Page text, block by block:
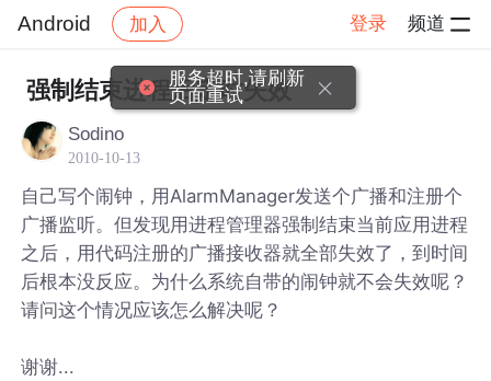
Android 加入 登录 频道
社区 Android 帖子详情
强制结束进程后定时失效
Sodino
2010-10-13
自己写个闹钟，用AlarmManager发送个广播和注册个
广播监听。但发现用进程管理器强制结束当前应用进程
之后，用代码注册的广播接收器就全部失效了，到时间
后根本没反应。为什么系统自带的闹钟就不会失效呢？
请问这个情况应该怎么解决呢？
谢谢...
服务超时,请刷新
页面重试